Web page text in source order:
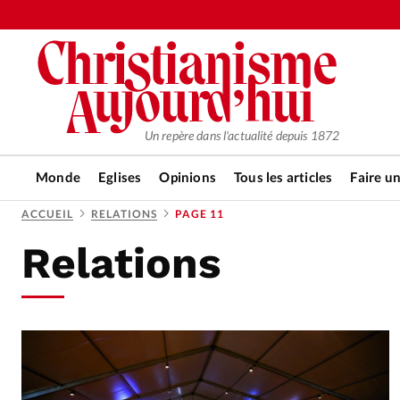
Un repère dans l'actualité depuis 1872
Monde Eglises Opinions Tous les articles Faire
RUBRIQUES
Tous les articles
Actualité internationale
ACCUEIL RELATIONS PAGE 11
Relations